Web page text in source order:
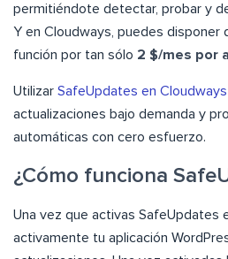
permitiéndote detectar, probar y
Y en Cloudways, puedes disponer
función por tan sólo 2 $/mes por
Utilizar SafeUpdates en Cloudways
actualizaciones bajo demanda y
automáticas con cero esfuerzo.
¿Cómo funciona
Una vez que activas SafeUpdates
activamente tu aplicación